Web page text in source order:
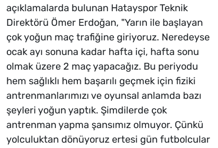
açıklamalarda bulunan Hatayspor Teknik
Direktörü Ömer Erdoğan, "Yarın ile başlayan
çok yoğun maç trafiğine giriyoruz. Neredeyse
ocak ayı sonuna kadar hafta içi, hafta sonu
olmak üzere 2 maç yapacağız. Bu periyodu
hem sağlıklı hem başarılı geçmek için fiziki
antrenmanlarımızı ve oyunsal anlamda bazı
şeyleri yoğun yaptık. Şimdilerde çok
antrenman yapma şansımız olmuyor. Çünkü
yolculuktan dönüyoruz ertesi gün futbolcular